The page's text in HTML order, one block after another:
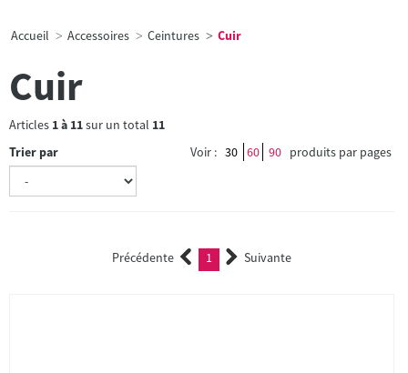
Accueil Accessoires Ceintures Cuir
Cuir
Articles 1à 11sur un total 11
Trier par
Voir : 30 60 90 produits par pages
Précédente 1 (current)Suivante